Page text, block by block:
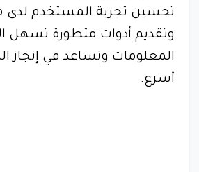
وتقديم أدوات متطورة تسهل
المعلومات وتساعد في إنجاز
أسرع.